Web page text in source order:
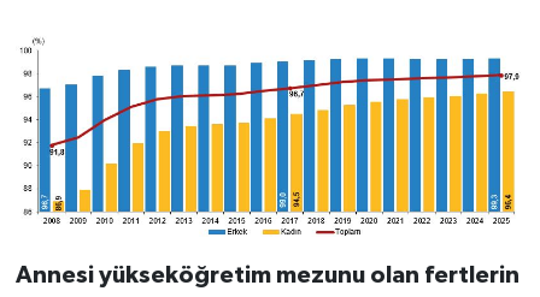
Annesi yükseköğretim mezunu olan fertlerin